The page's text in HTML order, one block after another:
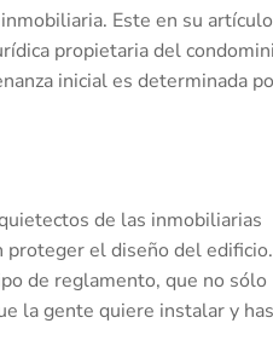
Este en su artículo
propietaria del
inicial es determinada
de las inmobiliarias
proteger el diseño del edificio.
de reglamento, que no sólo
la gente quiere instalar y